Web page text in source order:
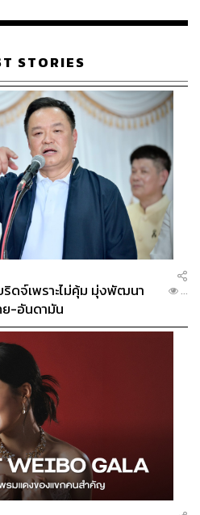
Pictures
ายให้เห็นพฤติกรรมหาเศษหา
าวจนหยดสุดท้าย ได้แก่ตอนที่
ให้สัปเหร่อผิวขาวละเว้นการ
เดียนของเขาสักราย (​ซึ่งดู
บหลังเจ้าภาพ) ก่อนพบว่าหมอ
อดซิบๆ และในทันทีที่ความหน้า
นนั้นก็ตอกกลับราวๆ ว่า ‘นี่
งทำมาหากินด้วยหยาดเหงื่อและ
กผลเหมือนกับที่พระคัมภีร์บอก
พระเอกพูดไม่ออก ‘ครั้งสุดท้าย
กินคือตอนไหนวะ’ ซึ่งไม่มากไม่
คติของคนขาวต่อชาวอินเดียน
งทำอะไรผิด เพราะถ้อยคำใน
STORIES
ดจ์เพราะไม่คุ้ม มุ่งพัฒนา
ย-อันดามัน
...